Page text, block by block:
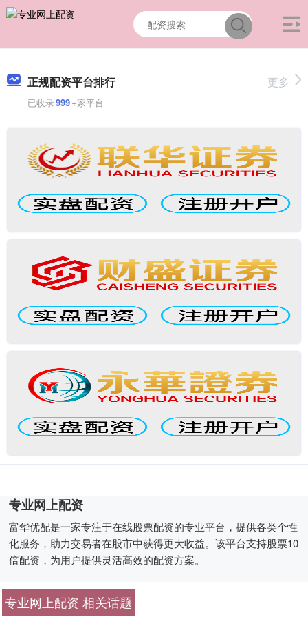
正规配资平台排行
已收录999+家平台
更多
专业网上配资
富华优配是一家专注于在线股票配资的专业平台，提供各类个性
化服务，助力交易者在股市中获得更大收益。该平台支持股票10
倍配资，为用户提供灵活高效的配资方案。
专业网上配资 相关话题